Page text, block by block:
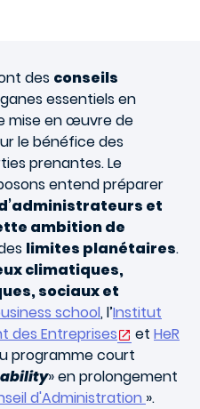
des conseils
essentiels en
mise en œuvre de
le bénéfice des
prenantes. Le
entend préparer
et
ambition de
limites planétaires.
climatiques,
sociaux et
school, l’Institut
des Entreprises
et HeR
programme court
» en prolongement
d'Administration ».